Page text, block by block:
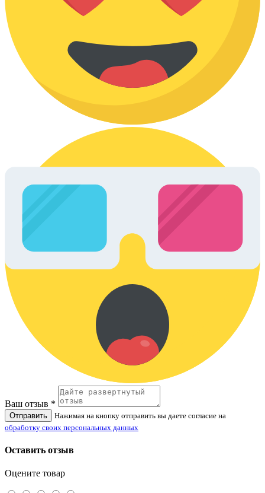
Ваш отзыв *
Отправить
Нажимая на кнопку отправить вы даете согласие на
обработку своих персональных данных
Оставить отзыв
Оцените товар